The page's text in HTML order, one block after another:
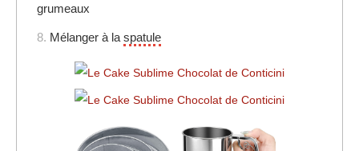
grumeaux
8. Mélanger à la spatule